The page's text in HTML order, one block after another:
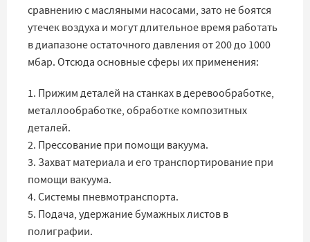
сравнению с масляными насосами, зато не боятся
утечек воздуха и могут длительное время работать
в диапазоне остаточного давления от 200 до 1000
мбар. Отсюда основные сферы их применения:
1. Прижим деталей на станках в деревообработке,
металлообработке, обработке композитных
деталей.
2. Прессование при помощи вакуума.
3. Захват материала и его транспортирование при
помощи вакуума.
4. Системы пневмотранспорта.
5. Подача, удержание бумажных листов в
полиграфии.